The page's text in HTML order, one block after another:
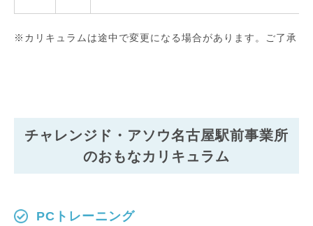
※カリキュラムは途中で変更になる場合があります。ご了承く
チャレンジド・アソウ名古屋駅前事業所
のおもなカリキュラム
PCトレーニング